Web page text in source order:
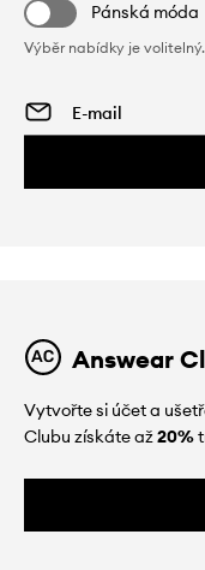
Pánská móda
Výběr nabídky je volitelný.
Answear
Vytvořte si účet a
Clubu získáte až20%